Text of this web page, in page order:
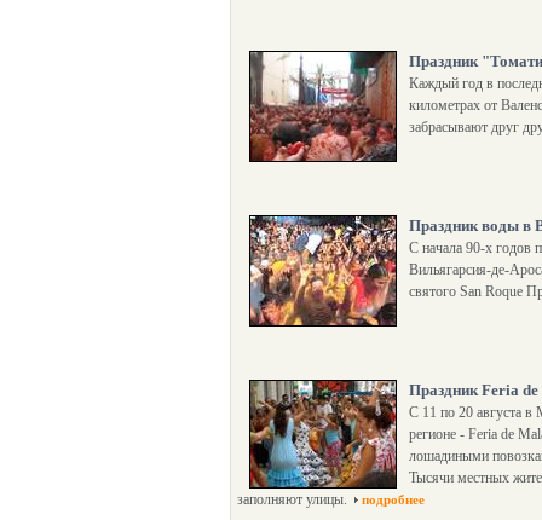
Праздник
Каждый год в
километрах от
забрасывают друг
Праздник воды в
С начала 90-х годов
Вильягарсия-де-
святого San Roque
Праздник Feria
С 11 по 20 августа в
регионе - Feria de
лошадиными
Тысячи местных
заполняют улицы.
подробнее